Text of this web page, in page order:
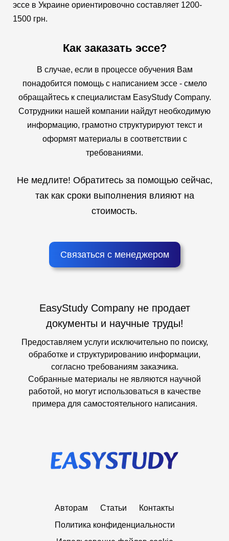
эссе в Украине ориентировочно составляет 1200-
1500 грн.
Как заказать эссе?
В случае, если в процессе обучения Вам
понадобится помощь с написанием эссе - смело
обращайтесь к специалистам EasyStudy Company.
Сотрудники нашей компании найдут необходимую
информацию, грамотно структурируют текст и
оформят материалы в соответствии с
требованиями.
Не медлите! Обратитесь за помощью сейчас,
так как сроки выполнения влияют на
стоимость.
Связаться с менеджером
EasyStudy Company не продает
документы и научные труды!
Предоставляем услуги исключительно по поиску,
обработке и структурированию информации,
согласно требованиям заказчика.
Собранные материалы не являются научной
работой, но могут использоваться в качестве
примера для самостоятельного написания.
Авторам Статьи
Контакты
Политика конфиденциальности